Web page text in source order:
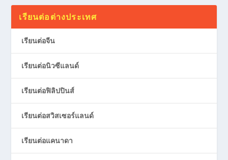
เรียนต่อต่างประเทศ
เรียนต่อจีน
เรียนต่อนิวซีแลนด์
เรียนต่อฟิลิปปินส์
เรียนต่อสวิสเซอร์แลนด์
เรียนต่อแคนาดา